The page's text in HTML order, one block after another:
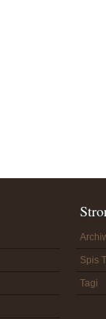
Spis
Tagi